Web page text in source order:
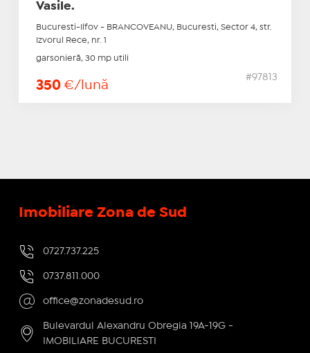
Vasile.
Bucuresti-Ilfov - BRANCOVEANU, Bucuresti, Sector 4, str.
Izvorul Rece, nr. 1
garsonieră, 30 mp utili
350 €/lună
#97813
Imobiliare Zona de Sud
0727.737.225
0737.811.000
office@zonadesud.ro
Bulevardul Alexandru Obregia 19A-19G -
IMOBILIARE BUCURESTI